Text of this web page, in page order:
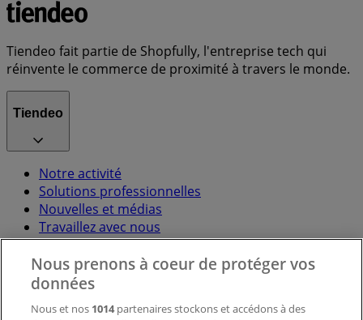
Tiendeo fait partie de Shopfully, l'entreprise tech qui
réinvente le commerce de proximité à travers le monde.
Tiendeo
Notre activité
Solutions professionnelles
Nouvelles et médias
Travaillez avec nous
Contactez-nous
Nous prenons à coeur de protéger vos
données
Nous et nos 1014partenaires stockons et accédons à des